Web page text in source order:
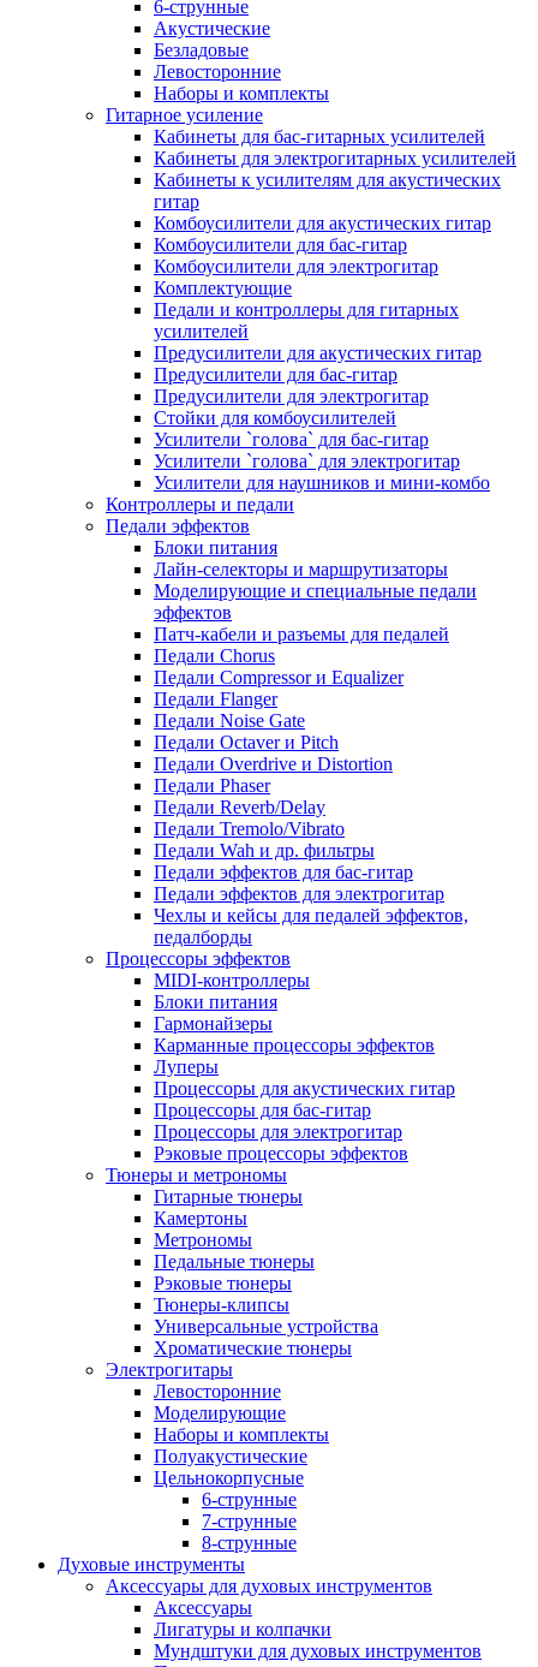
6-струнные
Акустические
Безладовые
Левосторонние
Наборы и комплекты
Гитарное усиление
Кабинеты для бас-гитарных усилителей
Кабинеты для электрогитарных усилителей
Кабинеты к усилителям для акустических
гитар
Комбоусилители для акустических гитар
Комбоусилители для бас-гитар
Комбоусилители для электрогитар
Комплектующие
Педали и контроллеры для гитарных
усилителей
Предусилители для акустических гитар
Предусилители для бас-гитар
Предусилители для электрогитар
Стойки для комбоусилителей
Усилители `голова` для бас-гитар
Усилители `голова` для электрогитар
Усилители для наушников и мини-комбо
Контроллеры и педали
Педали эффектов
Блоки питания
Лайн-селекторы и маршрутизаторы
Моделирующие и специальные педали
эффектов
Патч-кабели и разъемы для педалей
Педали Chorus
Педали Compressor и Equalizer
Педали Flanger
Педали Noise Gate
Педали Octaver и Pitch
Педали Overdrive и Distortion
Педали Phaser
Педали Reverb/Delay
Педали Tremolo/Vibrato
Педали Wah и др. фильтры
Педали эффектов для бас-гитар
Педали эффектов для электрогитар
Чехлы и кейсы для педалей эффектов,
педалборды
Процессоры эффектов
MIDI-контроллеры
Блоки питания
Гармонайзеры
Карманные процессоры эффектов
Луперы
Процессоры для акустических гитар
Процессоры для бас-гитар
Процессоры для электрогитар
Рэковые процессоры эффектов
Тюнеры и метрономы
Гитарные тюнеры
Камертоны
Метрономы
Педальные тюнеры
Рэковые тюнеры
Тюнеры-клипсы
Универсальные устройства
Хроматические тюнеры
Электрогитары
Левосторонние
Моделирующие
Наборы и комплекты
Полуакустические
Цельнокорпусные
6-струнные
7-струнные
8-струнные
Духовые инструменты
Аксессуары для духовых инструментов
Аксессуары
Лигатуры и колпачки
Мундштуки для духовых инструментов